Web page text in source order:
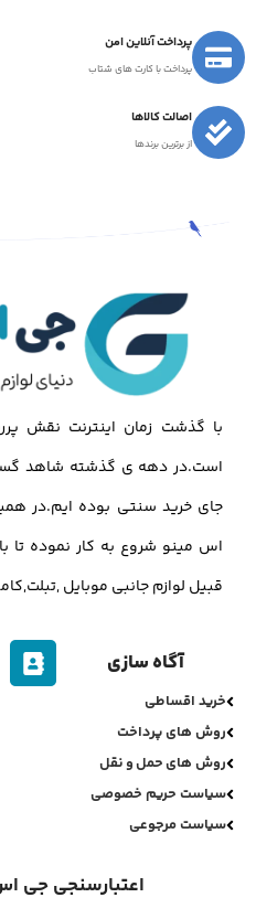
پرداخت آنلاین امن
پرداخت با کارت های شتاب
اصالت کالاها
از برترین برندها
با گذشت زمان اینترنت نقش
است.در دهه ی گذشته شاهد
جای خرید سنتی بوده ایم.در
اس مینو شروع به کار نموده تا
قبیل لوازم جانبی موبایل
آگاه سازی
خرید اقساطی
روش های پرداخت
روش های حمل و نقل
سیاست حریم خصوصی
سیاست مرجوعی
اعتبارسنجی جی